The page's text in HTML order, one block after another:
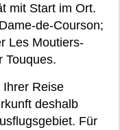
mit Start im Ort.
de-Courson;
Les Moutiers-
Touques.
Ihrer Reise
deshalb
Für